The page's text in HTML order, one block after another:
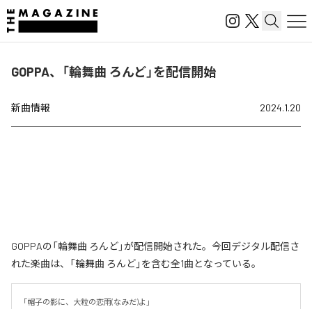
GOPPA、「輪舞曲 ろんど」を配信開始
新曲情報 2024.1.20
GOPPAの「輪舞曲 ろんど」が配信開始された。今回デジタル配信さ
れた楽曲は、「輪舞曲 ろんど」を含む全1曲となっている。
「帽子の影に、大粒の恋雨(なみだ)よ」